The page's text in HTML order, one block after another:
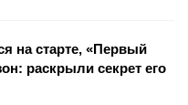
на старте, «Первый
раскрыли секрет его